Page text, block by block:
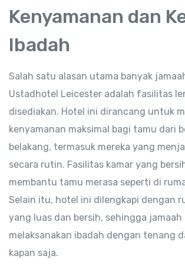
Kenyamanan dan
Ibadah
Salah satu alasan utama banyak
Ustadhotel Leicester adalah fasilitas
disediakan. Hotel ini dirancang untuk
kenyamanan maksimal bagi tamu dari
belakang, termasuk mereka yang
secara rutin. Fasilitas kamar yang
membantu tamu merasa seperti di
Selain itu, hotel ini dilengkapi dengan
yang luas dan bersih, sehingga jamaah
melaksanakan ibadah dengan tenang
kapan saja.